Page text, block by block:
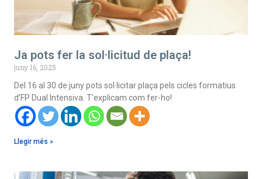
Ja pots fer la sol·licitud de plaça!
juny 16, 2025
Del 16 al 30 de juny pots sol·licitar plaça pels cicles formatius
d’FP Dual Intensiva. T’explicam com fer-ho!
Llegir més »